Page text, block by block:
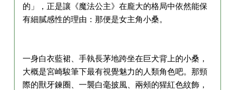
的」，正是讓《魔法公主》在龐大的格局中依然能保
有細膩感性的理由：那便是女主角小桑。
一身白衣藍裙、手執長茅地跨坐在巨犬背上的小桑，
大概是宮崎駿筆下最有視覺魅力的人類角色吧。那頸
際的獸牙鍊圈、一襲白毫披風、兩頰的猩紅色紋飾，